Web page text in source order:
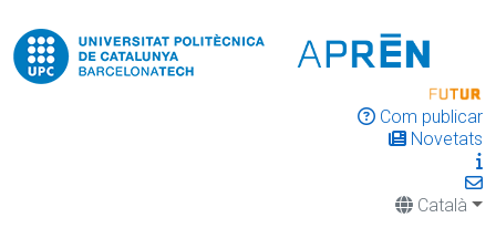
Com publicar
Novetats
Català